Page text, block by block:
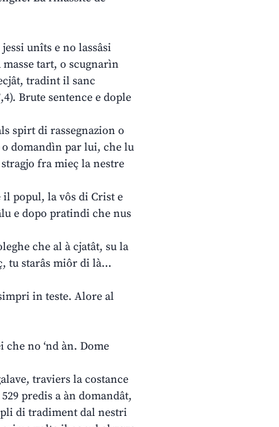
unîts e no lassâsi
tart, o scugnarìn
tradint il sanc
Brute sentence e dople
spirt di rassegnazion o
domandìn par lui, che lu
fra mieç la nestre
popul, la vôs di Crist e
e dopo pratindi che nus
che al à cjatât, su la
tu starâs miôr di là…
in teste. Alore al
no ‘nd àn. Dome
traviers la costance
predis a àn domandât,
di tradiment dal nestri